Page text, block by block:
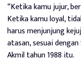
“Ketika kamu jujur,
Ketika kamu loyal,
harus menjunjung
atasan, sesuai
Akmil tahun 1988 itu.